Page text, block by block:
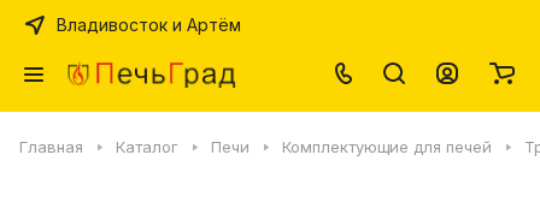
Владивосток и Артём
Главная Каталог Печи Комплектующие для печей